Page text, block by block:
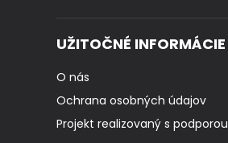
UŽITOČNÉ INFORMÁCIE
O nás
Ochrana osobných údajov
Projekt realizovaný s podporou